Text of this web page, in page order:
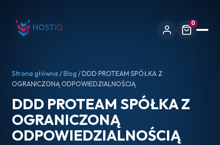
0
Strona główna /Blog / DDD PROTEAM SPÓŁKA Z
OGRANICZONĄ ODPOWIEDZIALNOŚCIĄ
DDD PROTEAM SPÓŁKA Z
OGRANICZONĄ
ODPOWIEDZIALNOŚCIĄ